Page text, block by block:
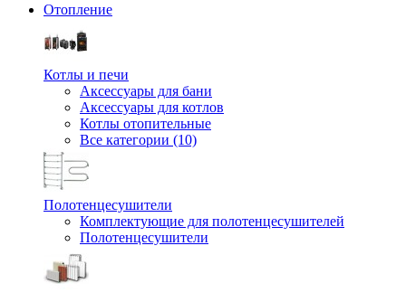
Отопление
Котлы и печи
Аксессуары для бани
Аксессуары для котлов
Котлы отопительные
Все категории (10)
Полотенцесушители
Комплектующие для полотенцесушителей
Полотенцесушители